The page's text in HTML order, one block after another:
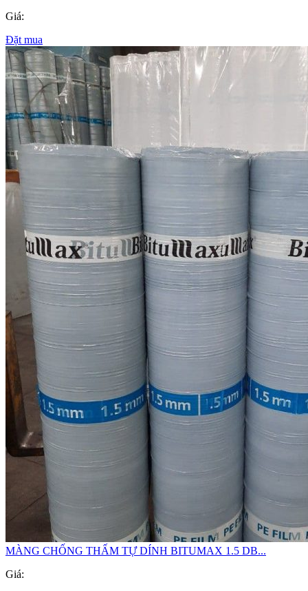
Giá:
Đặt mua
MÀNG CHỐNG THẤM TỰ DÍNH BITUMAX 1.5 DB...
Giá: